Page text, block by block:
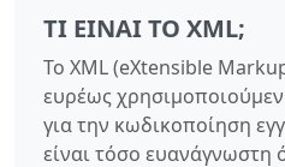
ΤΙ ΕΊΝΑΙ ΤΟ XML;
Το XML (eXtensible
ευρέως
για την κωδικοποίηση
είναι τόσο ευανάγνωστη